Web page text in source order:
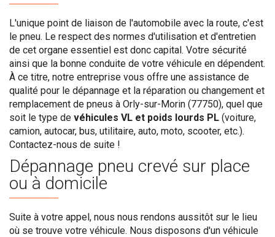
L'unique point de liaison de l'automobile avec la route, c'est
le pneu. Le respect des normes d'utilisation et d'entretien
de cet organe essentiel est donc capital. Votre sécurité
ainsi que la bonne conduite de votre véhicule en dépendent.
À ce titre, notre entreprise vous offre une assistance de
qualité pour le dépannage et la réparation ou changement et
remplacement de pneus à Orly-sur-Morin (77750), quel que
soit le type de véhicules VL et poids lourds PL (voiture,
camion, autocar, bus, utilitaire, auto, moto, scooter, etc.).
Contactez-nous de suite !
Dépannage pneu crevé sur place
ou à domicile
Suite à votre appel, nous nous rendons aussitôt sur le lieu
où se trouve votre véhicule. Nous disposons d'un véhicule